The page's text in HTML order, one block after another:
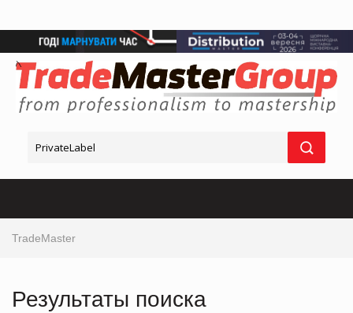
TradeMaster
Результаты поиска